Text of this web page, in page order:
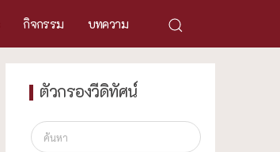
กิจกรรม บทความ
ตัวกรองวีดิทัศน์